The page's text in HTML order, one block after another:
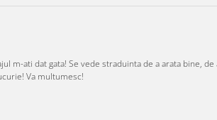
m-ati dat gata! Se vede straduinta de a arata bine, de
Va multumesc!